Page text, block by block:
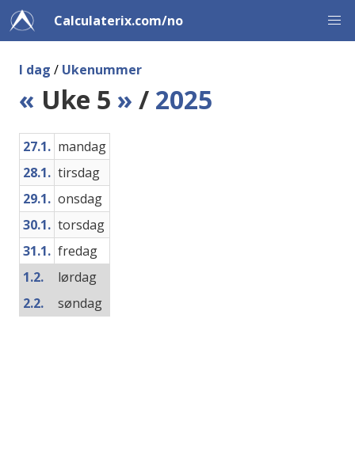
Calculaterix.com/no
I dag / Ukenummer
« Uke 5 » / 2025
27.1. mandag
28.1. tirsdag
29.1. onsdag
30.1. torsdag
31.1. fredag
1.2.
lørdag
2.2.
søndag